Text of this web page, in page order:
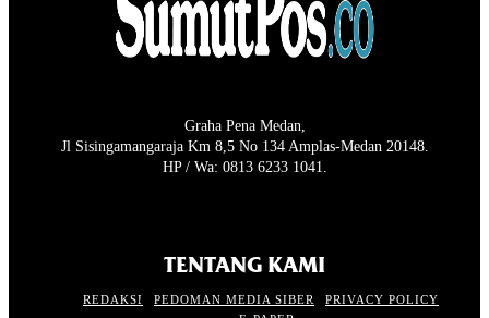
Graha Pena Medan,
Jl Sisingamangaraja Km 8,5 No 134 Amplas-Medan 20148.
HP / Wa: 0813 6233 1041.
TENTANG KAMI
REDAKSI PEDOMAN MEDIA SIBER
PRIVACY POLICY